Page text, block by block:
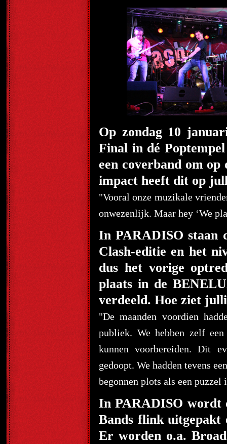
Op zondag 10
Final in dé
een coverband om
impact heeft dit op
"Vooral onze muzikale
onwezenlijk. Maar hey ‘We
In PARADISO staan
Clash-editie en het
dus het vorige
plaats in de
verdeeld. Hoe ziet
"De maanden voordien
publiek. We hebben zelf
kunnen voorbereiden. Dit
gedoopt. We hadden tevens
begonnen plots als een
In PARADISO wordt
Bands flink uitgepakt
Er worden o.a.